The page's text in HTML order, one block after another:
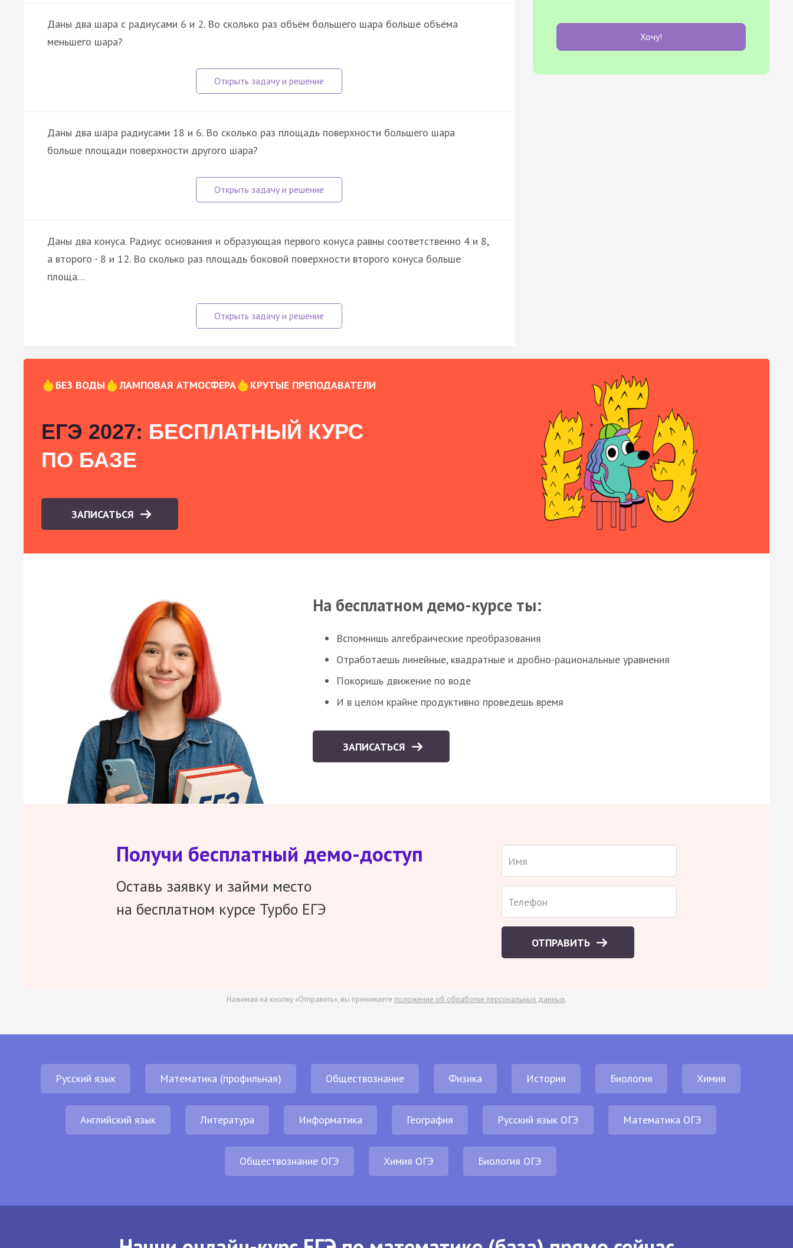
Даны два шара с радиусами 6 и 2. Во сколько раз объём большего шара больше объёма
меньшего шара?
Даны два шара радиусами 18 и 6. Во сколько раз площадь поверхности большего шара
больше площади поверхности другого шара?
Даны два конуса. Радиус основания и образующая первого конуса равны соответственно 4 и 8,
а второго - 8 и 12. Во сколько раз площадь боковой поверхности второго конуса больше
площа…
Хочу!
БЕЗ ВОДЫ ЛАМПОВАЯ АТМОСФЕРА КРУТЫЕ ПРЕПОДАВАТЕЛИ
ЕГЭ 2027: БЕСПЛАТНЫЙ КУРС
ПО БАЗЕ
ЗАПИСАТЬСЯ
На бесплатном демо-курсе ты:
Вспомнишь алгебраические преобразования
Отработаешь линейные, квадратные и дробно-рациональные уравнения
Покоришь движение по воде
И в целом крайне продуктивно проведешь время
ЗАПИСАТЬСЯ
Получи бесплатный демо-доступ
Оставь заявку и займи место
на бесплатном курсе Турбо ЕГЭ
ОТПРАВИТЬ
Нажимая на кнопку «Отправить», вы принимаете положение об обработке персональных данных.
Русский язык Математика (профильная) Обществознание Физика История Биология Химия
Английский язык Литература Информатика География Русский язык ОГЭ Математика ОГЭ
Обществознание ОГЭ Химия ОГЭ Биология ОГЭ